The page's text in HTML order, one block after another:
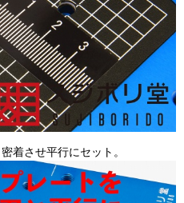
着させ平行にセット。